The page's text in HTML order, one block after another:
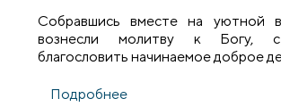
Собравшись вместе на уютной
вознесли молитву к Богу,
благословить начинаемое доброе
Подробнее